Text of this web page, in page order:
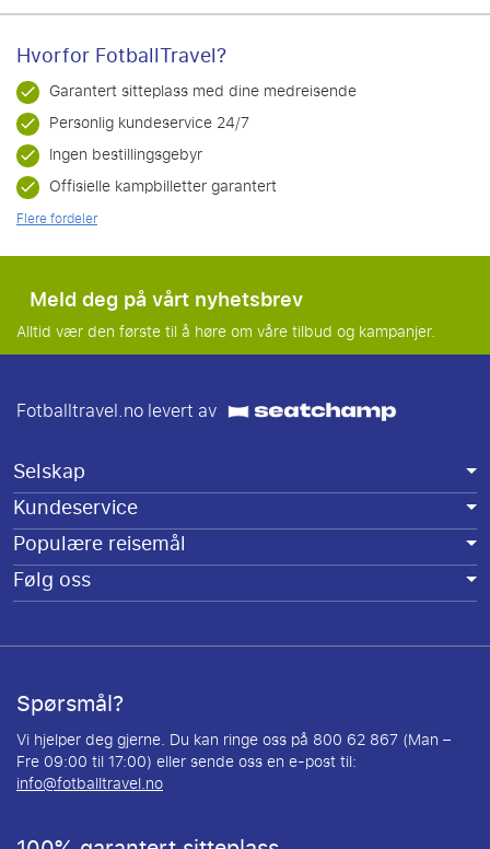
Hvorfor FotballTravel?
Garantert sitteplass med dine medreisende
Personlig kundeservice 24/7
Ingen bestillingsgebyr
Offisielle kampbilletter garantert
Flere fordeler
Meld deg på vårt nyhetsbrev
Alltid vær den første til å høre om våre tilbud og kampanjer.
Fotballtravel.no levert av
Selskap
Kundeservice
Populære reisemål
Følg oss
Spørsmål?
Vi hjelper deg gjerne. Du kan ringe oss på 800 62 867 (Man –
Fre 09:00 til 17:00) eller sende oss en e-post til:
info@fotballtravel.no